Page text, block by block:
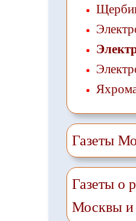
Газеты
Газеты о
Москвы